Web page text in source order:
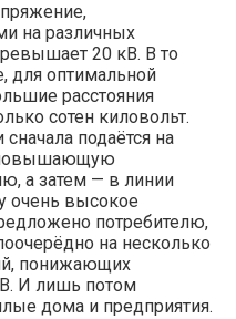
на различных
20 кВ. В то
для оптимальной
расстояния
сотен киловольт.
подаётся на
повышающую
а затем — в линии
очень высокое
потребителю,
на несколько
понижающих
И лишь потом
дома и предприятия.